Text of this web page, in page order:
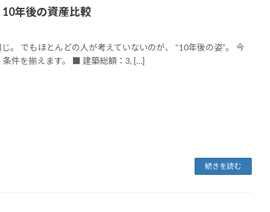
年後の資産比較
。 でもほとんどの人が考えていないのが、 “10年後の姿”。 今
条件を揃えます。 ■ 建築総額：3, […]
続きを読む